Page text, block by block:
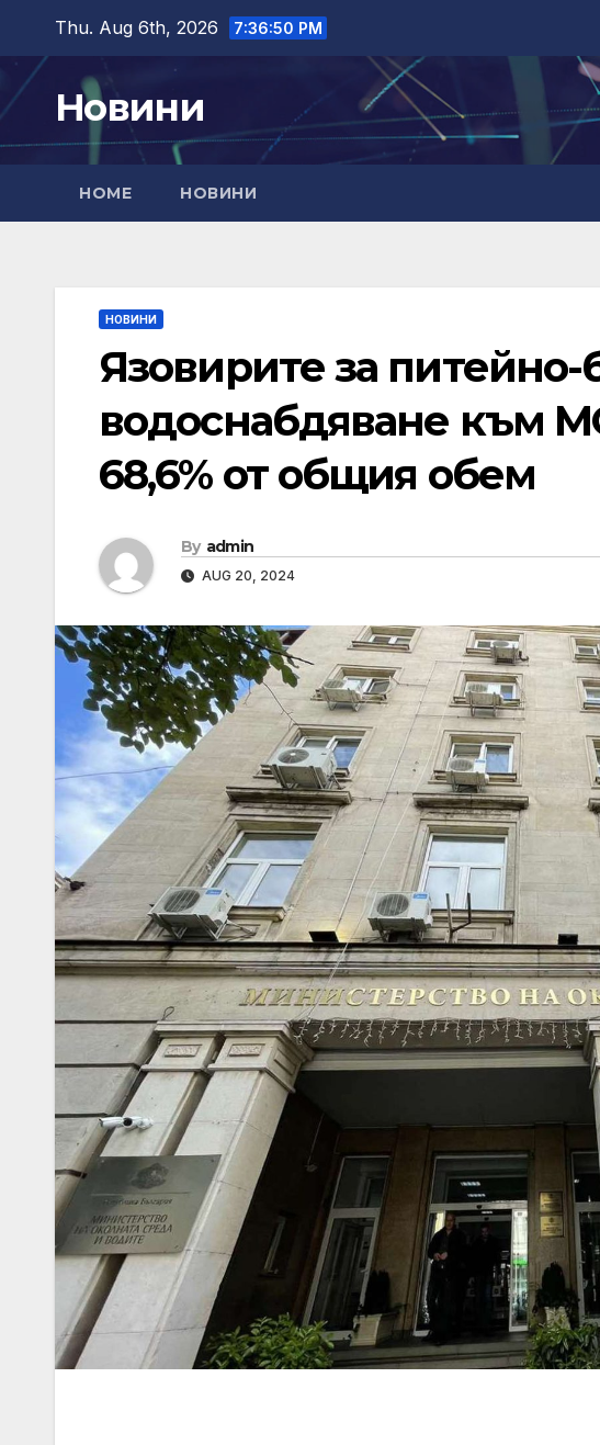
content
Thu. Aug 6th, 2026 7:36:51 PM
Новини
HOME НОВИНИ
НОВИНИ
Язовирите за питейно-
водоснабдяване към
68,6% от общия обем
By admin
AUG 20, 2024